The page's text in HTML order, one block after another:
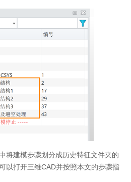
将建模步骤划分成历史特征文件夹的
以打开三维CAD并按照本文的步骤指